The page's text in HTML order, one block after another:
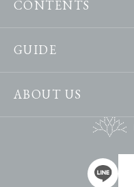
CONTENTS
GUIDE
ABOUT US